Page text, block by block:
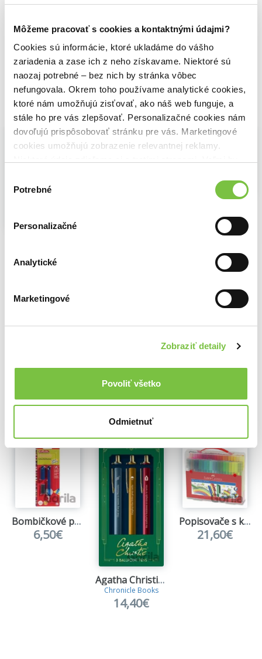
Môžeme pracovať s cookies a kontaktnými údajmi?
Cookies sú informácie, ktoré ukladáme do vášho
zariadenia a zase ich z neho získavame. Niektoré sú
naozaj potrebné – bez nich by stránka vôbec
nefungovala. Okrem toho používame analytické cookies,
ktoré nám umožňujú zisťovať, ako náš web funguje, a
stále ho pre vás zlepšovať. Personalizačné cookies nám
dovoľujú prispôsobovať stránku pre vás. Marketingové
cookies umožňujú zobrazenie relevantnej reklamy.
cookies.
súhlasu
Potrebné
Personalizačné
Analytické
Marketingové
Zobraziť detaily
Povoliť všetko
Odmietnuť
Vybrané pre teba
Na sklade
3,50€
Na sklade
2,12€
Ďalšie z kategórie Písacie potreby
Viac z tejto kategórie
Bombičkové pero L-Tornado pre ľavákov
6,50€
Agatha Christie Pen Set
Chronicle Books
14,40€
Popisovače s klipom v darčekovom balení 80 ks
21,60€